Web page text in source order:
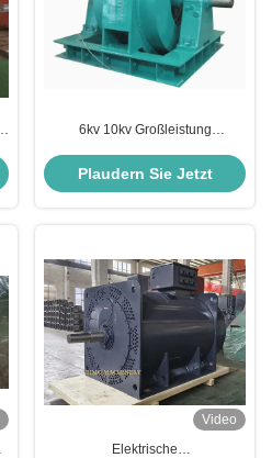
6kv 10kv Großleistung
Asynchron-Elektromotor
Plaudern Sie Jetzt
Video
Elektrische